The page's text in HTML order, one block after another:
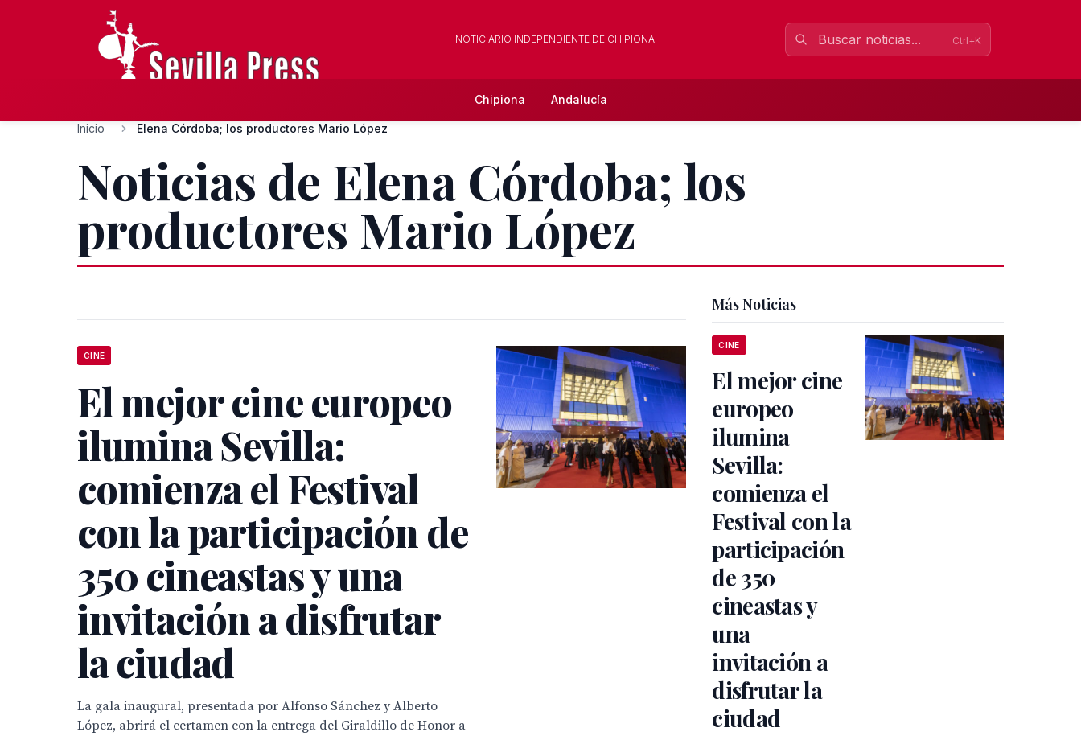
NOTICIARIO INDEPENDIENTE DE CHIPIONA Ctrl+K
Chipiona Andalucía
Inicio Elena Córdoba; los productores Mario López
Noticias de Elena Córdoba; los
productores Mario López
CINE
El mejor cine europeo
ilumina Sevilla:
comienza el Festival
con la participación de
350 cineastas y una
invitación a disfrutar
la ciudad
La gala inaugural, presentada por Alfonso Sánchez y Alberto
López, abrirá el certamen con la entrega del Giraldillo de Honor a
Más Noticias
CINE
El mejor cine
europeo
ilumina
Sevilla:
comienza el
Festival con la
participación
de 350
cineastas y
una
invitación a
disfrutar la
ciudad